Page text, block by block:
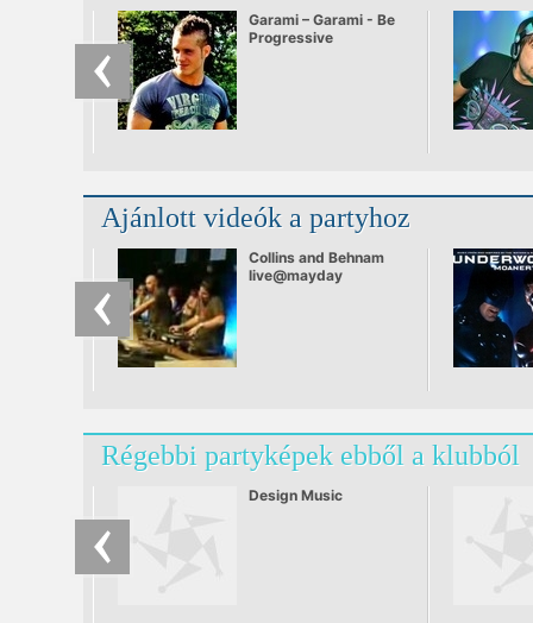
Garami – Garami - Be
Progressive
Ajánlott videók a partyhoz
Collins and Behnam
live@mayday
Régebbi partyképek ebből a klubból
Design Music